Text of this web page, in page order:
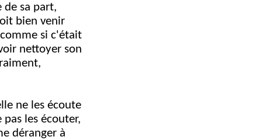
de sa part,
bien venir
si c'était
nettoyer son
ne les écoute
les écouter,
déranger à